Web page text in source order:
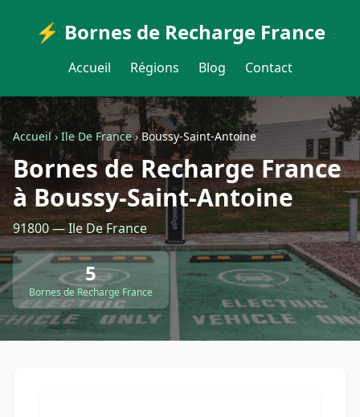
⚡ Bornes de Recharge France
Accueil Régions Blog Contact
Accueil›Ile De France›Boussy-Saint-Antoine
Bornes de Recharge France
à Boussy-Saint-Antoine
91800 — Ile De France
5
Bornes de Recharge France